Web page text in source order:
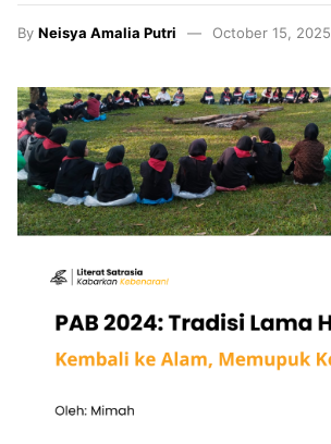
By Neisya Amalia Putri October 15, 2025